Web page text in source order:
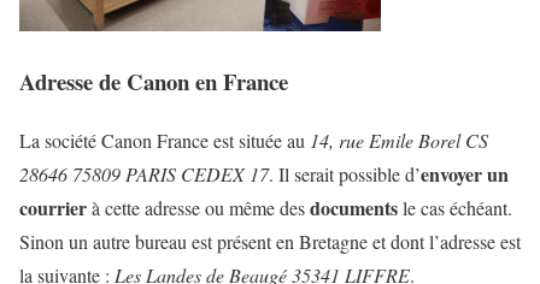
Adresse de Canon en France
La société Canon France est située au 14, rue Emile Borel CS
28646 75809 PARIS CEDEX 17. Il serait possible d’envoyer un
courrierà cette adresse ou même desdocumentsle cas échéant.
Sinon un autre bureau est présent en Bretagne et dont l’adresse est
la suivante : Les Landes de Beaugé 35341 LIFFRE.